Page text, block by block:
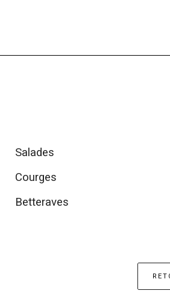
Salades
Courges
Betteraves